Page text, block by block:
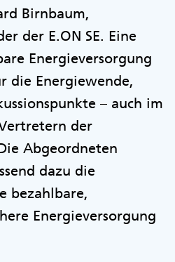
Birnbaum,
der E.ON SE. Eine
Energieversorgung
die Energiewende,
– auch im
der
Abgeordneten
dazu die
bezahlbare,
Energieversorgung